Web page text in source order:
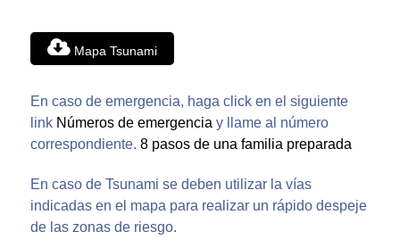
Mapa Tsunami
En caso de emergencia, haga click en el siguiente
link Números de emergencia y llame al número
correspondiente. 8 pasos de una familia preparada
En caso de Tsunami se deben utilizar la vías
indicadas en el mapa para realizar un rápido despeje
de las zonas de riesgo.